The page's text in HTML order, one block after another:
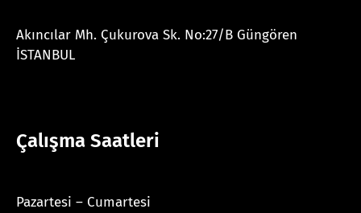
Akıncılar Mh. Çukurova Sk. No:27/B Güngören
İSTANBUL
Çalışma Saatleri
Pazartesi – Cumartesi